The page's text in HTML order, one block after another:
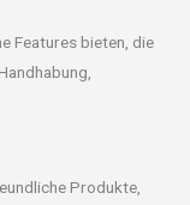
Features bieten, die
Produkte,